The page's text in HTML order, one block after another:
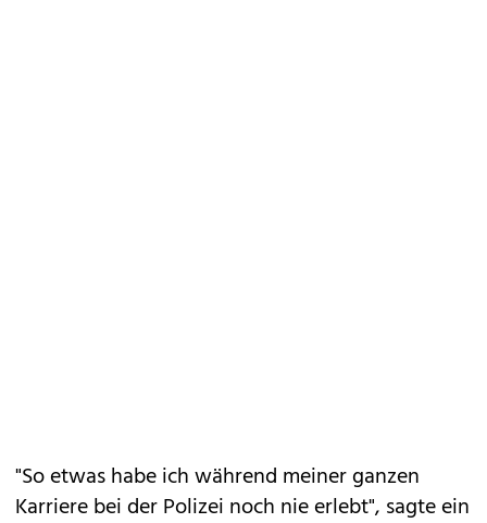
"So etwas habe ich während meiner ganzen
Karriere bei der Polizei noch nie erlebt", sagte ein